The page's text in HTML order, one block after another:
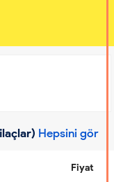
Hepsini gör
Fiyat